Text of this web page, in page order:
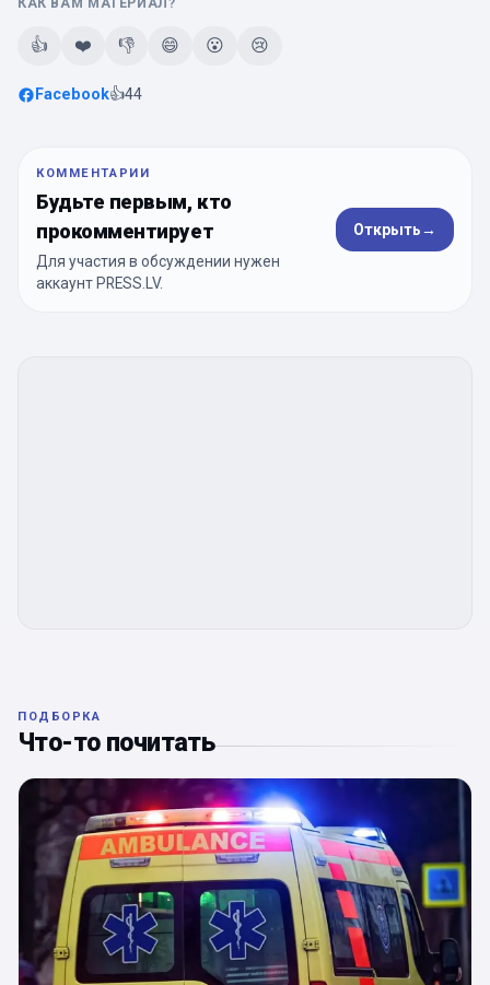
👍 ❤️ 👎 😄 😮 😢
Facebook👍44
КОММЕНТАРИИ
Будьте первым, кто
прокомментирует
Для участия в обсуждении нужен
аккаунт PRESS.LV.
Открыть→
ПОДБОРКА
Что-то почитать